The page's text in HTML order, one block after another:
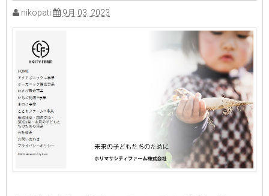
nikopati 9月 03, 2023